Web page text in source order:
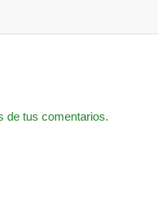
de tus comentarios.